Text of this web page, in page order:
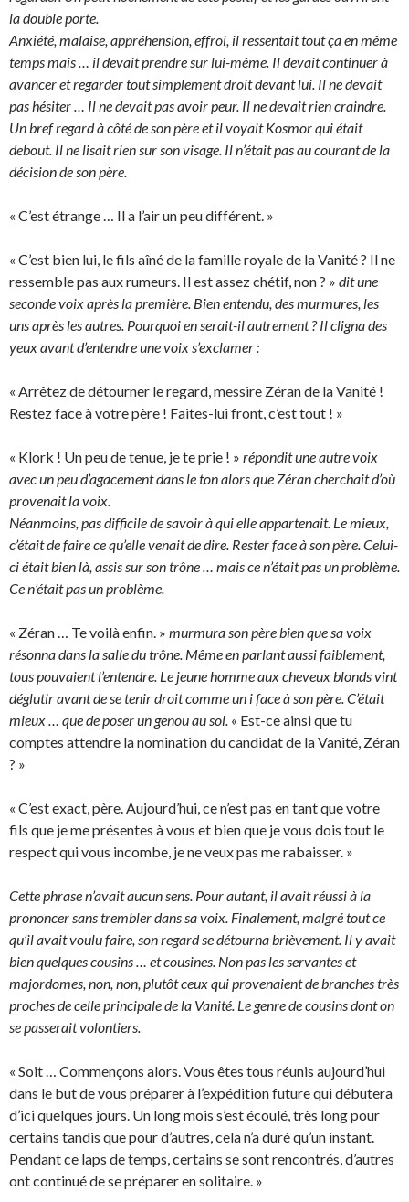
la double porte.
Anxiété, malaise, appréhension, effroi, il ressentait tout ça en même
temps mais … il devait prendre sur lui-même. Il devait continuer à
avancer et regarder tout simplement droit devant lui. Il ne devait
pas hésiter … Il ne devait pas avoir peur. Il ne devait rien craindre.
Un bref regard à côté de son père et il voyait Kosmor qui était
debout. Il ne lisait rien sur son visage. Il n’était pas au courant de la
décision de son père.
« C’est étrange … Il a l’air un peu différent. »
« C’est bien lui, le fils aîné de la famille royale de la Vanité ? Il ne
ressemble pas aux rumeurs. Il est assez chétif, non ? » dit une
seconde voix après la première. Bien entendu, des murmures, les
uns après les autres. Pourquoi en serait-il autrement ? Il cligna des
yeux avant d’entendre une voix s’exclamer :
« Arrêtez de détourner le regard, messire Zéran de la Vanité !
Restez face à votre père ! Faites-lui front, c’est tout ! »
« Klork ! Un peu de tenue, je te prie ! » répondit une autre voix
avec un peu d’agacement dans le ton alors que Zéran cherchait d’où
provenait la voix.
Néanmoins, pas difficile de savoir à qui elle appartenait. Le mieux,
c’était de faire ce qu’elle venait de dire. Rester face à son père. Celui-
ci était bien là, assis sur son trône … mais ce n’était pas un problème.
Ce n’était pas un problème.
« Zéran … Te voilà enfin. » murmura son père bien que sa voix
résonna dans la salle du trône. Même en parlant aussi faiblement,
tous pouvaient l’entendre. Le jeune homme aux cheveux blonds vint
déglutir avant de se tenir droit comme un i face à son père. C’était
mieux … que de poser un genou au sol. « Est-ce ainsi que tu
comptes attendre la nomination du candidat de la Vanité, Zéran
? »
« C’est exact, père. Aujourd’hui, ce n’est pas en tant que votre
fils que je me présentes à vous et bien que je vous dois tout le
respect qui vous incombe, je ne veux pas me rabaisser. »
Cette phrase n’avait aucun sens. Pour autant, il avait réussi à la
prononcer sans trembler dans sa voix. Finalement, malgré tout ce
qu’il avait voulu faire, son regard se détourna brièvement. Il y avait
bien quelques cousins … et cousines. Non pas les servantes et
majordomes, non, non, plutôt ceux qui provenaient de branches très
proches de celle principale de la Vanité. Le genre de cousins dont on
se passerait volontiers.
« Soit … Commençons alors. Vous êtes tous réunis aujourd’hui
dans le but de vous préparer à l’expédition future qui débutera
d’ici quelques jours. Un long mois s’est écoulé, très long pour
certains tandis que pour d’autres, cela n’a duré qu’un instant.
Pendant ce laps de temps, certains se sont rencontrés, d’autres
ont continué de se préparer en solitaire. »